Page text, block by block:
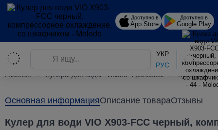
Доступно в
App Store
Доступно в
Google Play
УКР
РУС
Главная
Кулеры для воды • Ивано-Франковск Кулеры для
Основная информацияОписание товараОтзывы
Кулер для води VIO X903-FCC черный,